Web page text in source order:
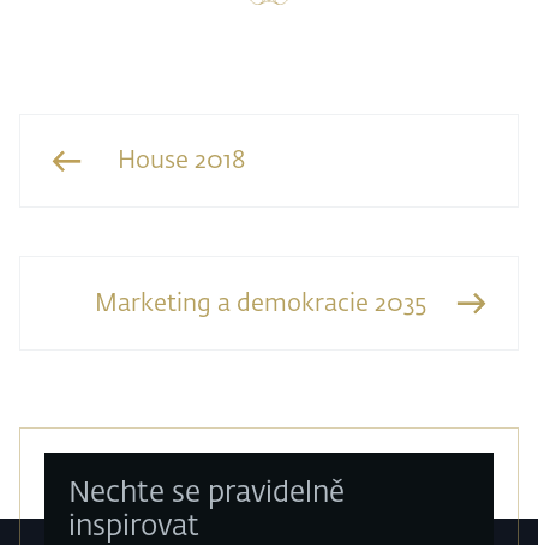
House 2018
Marketing a demokracie 2035
Nechte se pravidelně
inspirovat